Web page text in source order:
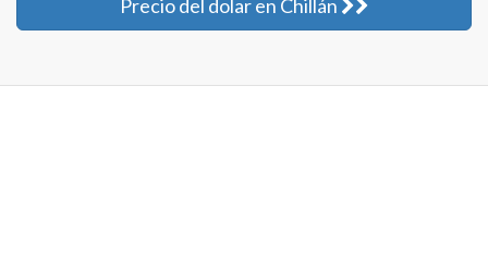
Precio del dolar en Chillán